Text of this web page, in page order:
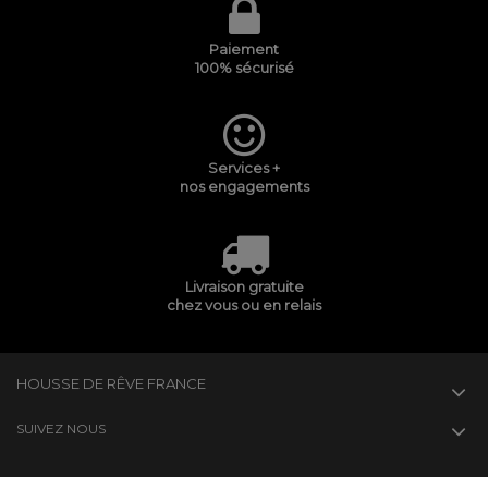
Paiement
100% sécurisé
Services +
nos engagements
Livraison gratuite
chez vous ou en relais
HOUSSE DE RÊVE FRANCE
SUIVEZ NOUS